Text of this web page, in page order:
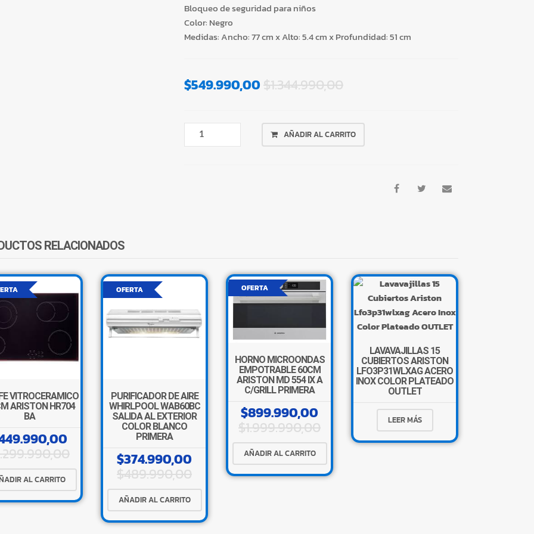
Bloqueo de seguridad para niños
Color: Negro
Medidas: Ancho: 77 cm x Alto: 5.4 cm x Profundidad: 51 cm
$549.990,00$1.344.990,00
ANAFE
AÑADIR AL CARRITO
RELACIONADOS
VITROCERAMICO
ARISTON HR704
BA
AL CARRITO
OFERTA
PURIFICADOR DE AIRE
WHIRLPOOL WAB60BC
SALIDA AL EXTERIOR
COLOR BLANCO
PRIMERA
$374.990,00
$489.990,00
AÑADIR AL CARRITO
OFERTA
HORNO MICROONDAS
EMPOTRABLE 60CM
ARISTON MD 554 IX A
C/GRILL PRIMERA
$899.990,00
$1.999.990,00
AÑADIR AL CARRITO
LAVAVAJILLAS 15
CUBIERTOS ARISTON
LFO3P31WLXAG ACERO
INOX COLOR PLATEADO
OUTLET
LEER MÁS
Tu carrito está vacío.
Agregá un producto y aparecerá acá